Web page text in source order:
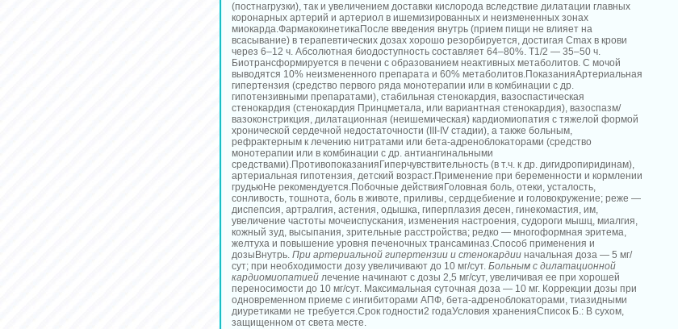
(постнагрузки), так и увеличением доставки кислорода вследствие дилатации главных
коронарных артерий и артериол в ишемизированных и неизмененных зонах
миокарда.ФармакокинетикаПосле введения внутрь (прием пищи не влияет на
всасывание) в терапевтических дозах хорошо резорбируется, достигая Cmax в крови
через 6–12 ч. Абсолютная биодоступность составляет 64–80%. T1/2 — 35–50 ч.
Биотрансформируется в печени с образованием неактивных метаболитов. С мочой
выводятся 10% неизмененного препарата и 60% метаболитов.ПоказанияАртериальная
гипертензия (средство первого ряда монотерапии или в комбинации с др.
гипотензивными препаратами), стабильная стенокардия, вазоспастическая
стенокардия (стенокардия Принцметала, или вариантная стенокардия), вазоспазм/
вазоконстрикция, дилатационная (неишемическая) кардиомиопатия с тяжелой формой
хронической сердечной недостаточности (III-IV стадии), а также больным,
рефрактерным к лечению нитратами или бета-адреноблокаторами (средство
монотерапии или в комбинации с др. антиангинальными
средствами).ПротивопоказанияГиперчувствительность (в т.ч. к др. дигидропиридинам),
артериальная гипотензия, детский возраст.Применение при беременности и кормлении
грудьюНе рекомендуется.Побочные действияГоловная боль, отеки, усталость,
сонливость, тошнота, боль в животе, приливы, сердцебиение и головокружение; реже —
диспепсия, артралгия, астения, одышка, гиперплазия десен, гинекомастия, им,
увеличение частоты мочеиспускания, изменения настроения, судороги мышц, миалгия,
кожный зуд, высыпания, зрительные расстройства; редко — многоформная эритема,
желтуха и повышение уровня печеночных трансаминаз.Способ применения и
дозыВнутрь. При артериальной гипертензии и стенокардии начальная доза — 5 мг/
сут; при необходимости дозу увеличивают до 10 мг/сут. Больным с дилатационной
кардиомиопатией лечение начинают с дозы 2,5 мг/сут, увеличивая ее при хорошей
переносимости до 10 мг/сут. Максимальная суточная доза — 10 мг. Коррекции дозы при
одновременном приеме с ингибиторами АПФ, бета-адреноблокаторами, тиазидными
диуретиками не требуется.Срок годности2 годаУсловия храненияСписок Б.: В сухом,
защищенном от света месте.